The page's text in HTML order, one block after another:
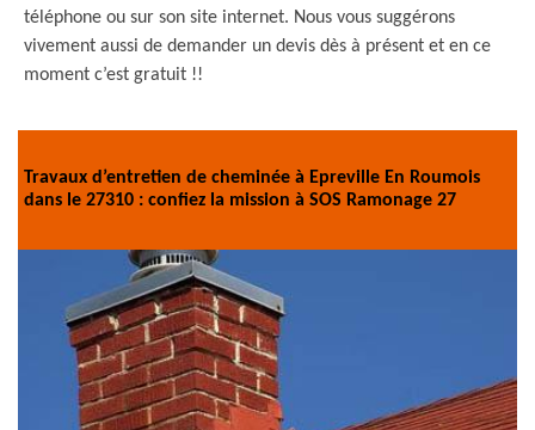
téléphone ou sur son site internet. Nous vous suggérons
vivement aussi de demander un devis dès à présent et en ce
moment c’est gratuit !!
Travaux d’entretien de cheminée à Epreville En Roumois
dans le 27310 : confiez la mission à SOS Ramonage 27